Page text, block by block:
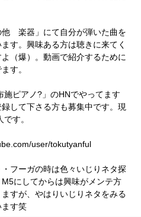
他 楽器」にて自分が弾いた曲を
す。興味ある方は聴きに来てく
（爆）。動画で紹介するために
す。
施ピアノ?」のHNでやってます
して下さる方も募集中です。現
す。
user/tokutyanful
フーガの時は色々いじりネタ探
にしてからは興味がメンテ方
すが、やはりいじりネタをみる
ます笑